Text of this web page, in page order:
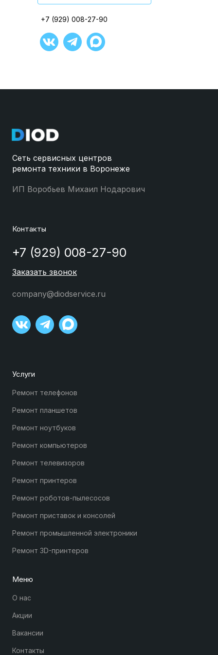
+7 (929) 008-27-90
+7 (929) 008-27-90
+7 (929) 008-27-90
+7 (929) 008-27-90
+7 (929) 008-27-90
Сеть сервисных центров
ремонта техники в Воронеже
ИП Воробьев Михаил Нодарович
Контакты
+7 (929) 008-27-90
Заказать звонок
company@diodservice.ru
Услуги
Ремонт телефонов
Ремонт планшетов
Ремонт ноутбуков
Ремонт компьютеров
Ремонт телевизоров
Ремонт принтеров
Ремонт роботов-пылесосов
Ремонт приставок и консолей
Ремонт промышленной электроники
Ремонт 3D-принтеров
Меню
О нас
Акции
Вакансии
Контакты